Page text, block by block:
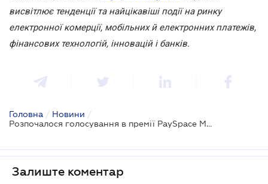
висвітлює тенденції та найцікавіші події на ринку
електронної комерції, мобільних й електронних платежів,
фінансових технологій, інновацій і банків.
Головна / Новини /
Розпочалося голосування в премії PaySpace Magazine Awards 2019!
Залиште коментар